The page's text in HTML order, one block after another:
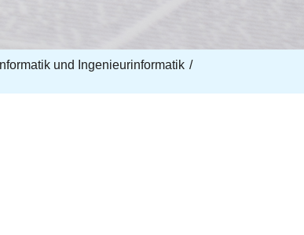
und Ingenieurinformatik